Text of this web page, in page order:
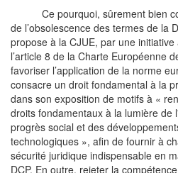
Ce pourquoi, sûrement bien
de l’obsolescence des termes de la
propose à la CJUE, par une
l’article 8 de la Charte Européenne
favoriser l’application de la norme
consacre un droit fondamental à la
dans son exposition de motifs à «
droits fondamentaux à la lumière de
progrès social et des
technologiques », afin de fournir à
sécurité juridique indispensable en
DCP. En outre, rejeter la